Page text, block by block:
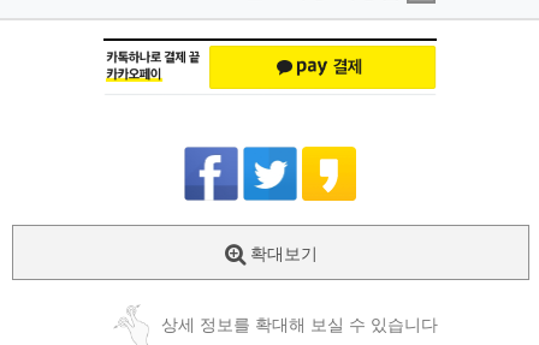
확대보기
상세 정보를 확대해 보실 수 있습니다